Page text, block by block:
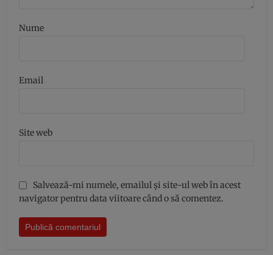
Nume
Email
Site web
Salvează-mi numele, emailul și site-ul web în acest
navigator pentru data viitoare când o să comentez.